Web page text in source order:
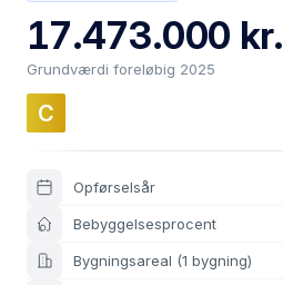
17.473.000 kr.
Grundværdi foreløbig 2025
C
Opførselsår
Bebyggelsesprocent
Bygningsareal (1 bygning)